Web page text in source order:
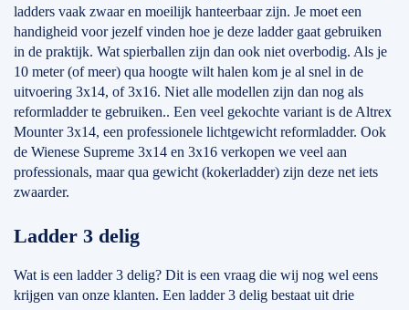
ladders vaak zwaar en moeilijk hanteerbaar zijn. Je moet een
handigheid voor jezelf vinden hoe je deze ladder gaat gebruiken
in de praktijk. Wat spierballen zijn dan ook niet overbodig. Als je
10 meter (of meer) qua hoogte wilt halen kom je al snel in de
uitvoering 3x14, of 3x16. Niet alle modellen zijn dan nog als
reformladder te gebruiken.. Een veel gekochte variant is de Altrex
Mounter 3x14, een professionele lichtgewicht reformladder. Ook
de Wienese Supreme 3x14 en 3x16 verkopen we veel aan
professionals, maar qua gewicht (kokerladder) zijn deze net iets
zwaarder.
Ladder 3 delig
Wat is een ladder 3 delig? Dit is een vraag die wij nog wel eens
krijgen van onze klanten. Een ladder 3 delig bestaat uit drie